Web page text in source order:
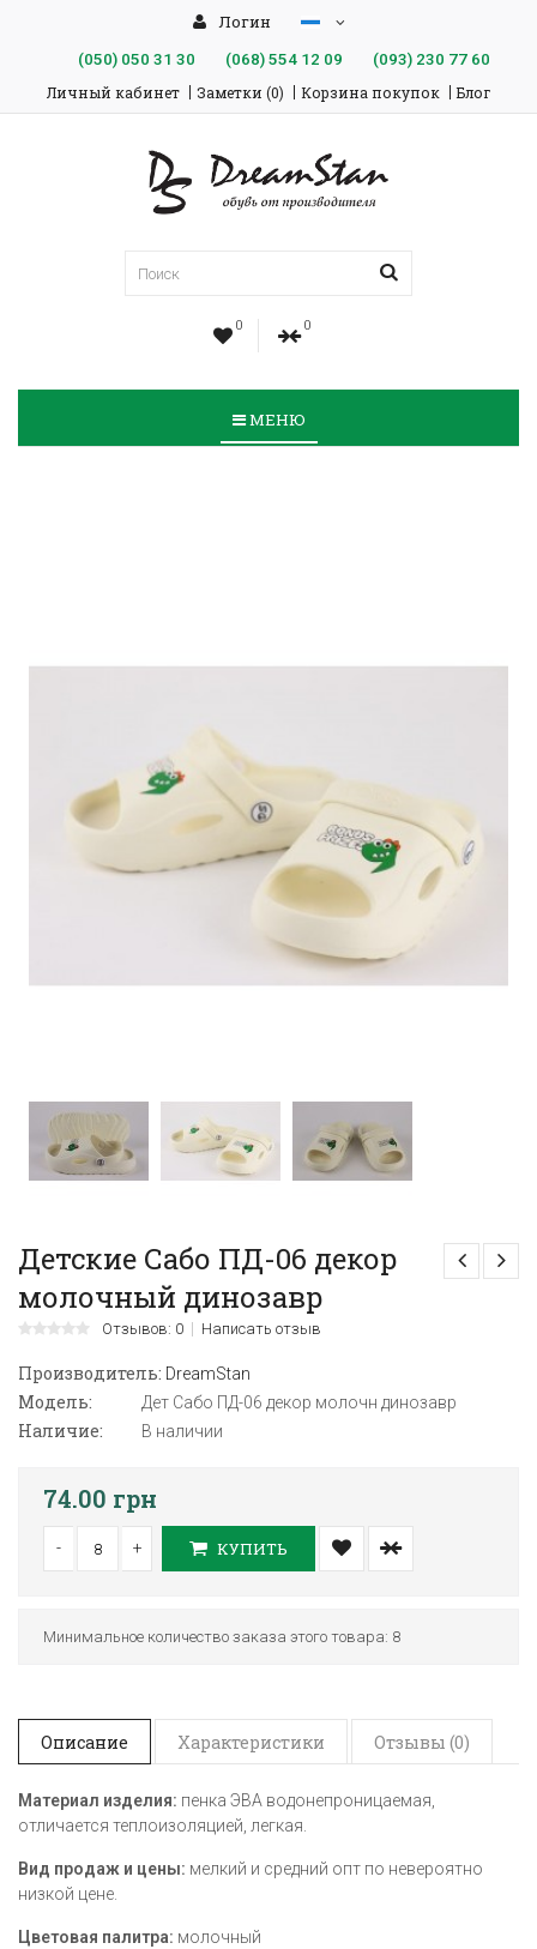
Логин
(050)050 31 30 (068)554 12 09 (093)230 77 60
Личный кабинет Заметки (0) Корзина покупок Блог
0 0
МЕНЮ
Детские Сабо ПД-06 декор
молочный динозавр
Отзывов: 0 Написать отзыв
Производитель: DreamStan
Модель: Дет Сабо ПД-06 декор молочн динозавр
Наличие: В наличии
74.00 грн
- + КУПИТЬ
Минимальное количество заказа этого товара: 8
Описание Характеристики Отзывы (0)
Материал изделия: пенка ЭВА водонепроницаемая,
отличается теплоизоляцией, легкая.
Вид продаж и цены: мелкий и средний опт по невероятно
низкой цене.
Цветовая палитра: молочный